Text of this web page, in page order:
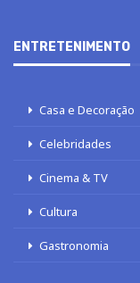
ENTRETENIMENTO
Casa e Decoração
Celebridades
Cinema & TV
Cultura
Gastronomia